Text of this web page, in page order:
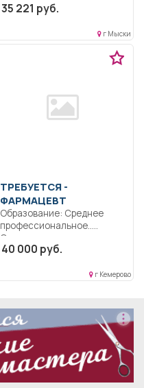
35 221 руб.
г Мыски
ТРЕБУЕТСЯ -
ФАРМАЦЕВТ
Образование: Среднее
профессиональное..
Осуществляет прием
рецептов и требований с...
40 000 руб.
г Кемерово